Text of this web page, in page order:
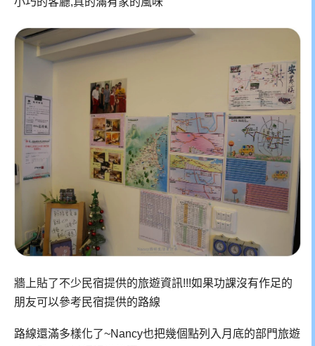
牆上貼了不少民宿提供的旅遊資訊!!!如果功課沒有作足的
朋友可以參考民宿提供的路線
路線還滿多樣化了~Nancy也把幾個點列入月底的部門旅遊